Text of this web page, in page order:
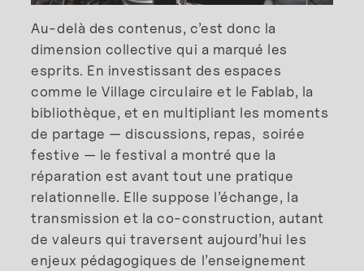
Au-delà des contenus, c’est donc la
dimension collective qui a marqué les
esprits. En investissant des espaces
comme le Village circulaire et le Fablab, la
bibliothèque, et en multipliant les moments
de partage — discussions, repas, soirée
festive — le festival a montré que la
réparation est avant tout une pratique
relationnelle. Elle suppose l’échange, la
transmission et la co-construction, autant
de valeurs qui traversent aujourd’hui les
enjeux pédagogiques de l’enseignement